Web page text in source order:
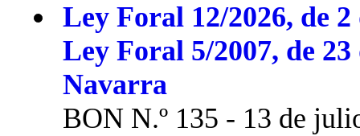
Ley Foral 12/2026, de
Ley Foral 5/2007, de
Navarra
BON N.º 135 - 13 de